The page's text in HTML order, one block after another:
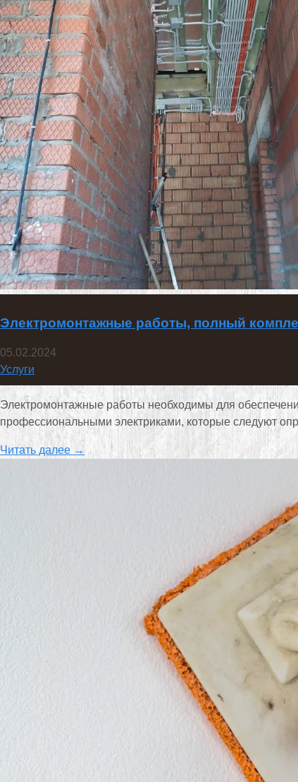
Электромонтажные работы, полный
05.02.2024
Услуги
Электромонтажные работы необходимы для
профессиональными электриками, которые следуют
Читать далее →